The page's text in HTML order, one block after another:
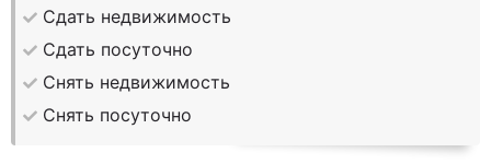
Сдать недвижимость
Сдать посуточно
Снять недвижимость
Снять посуточно